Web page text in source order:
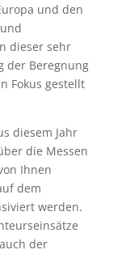
und den
dieser sehr
der Beregnung
Fokus gestellt
diesem Jahr
die Messen
Ihnen
dem
werden.
der